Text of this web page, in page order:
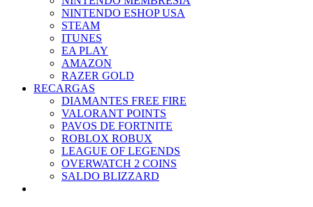
NINTENDO ESHOP USA
STEAM
ITUNES
EA PLAY
AMAZON
RAZER GOLD
RECARGAS
DIAMANTES FREE FIRE
VALORANT POINTS
PAVOS DE FORTNITE
ROBLOX ROBUX
LEAGUE OF LEGENDS
OVERWATCH 2 COINS
SALDO BLIZZARD